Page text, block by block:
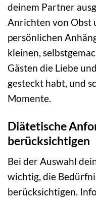
deinem Partner
Anrichten von Obst
persönlichen
kleinen,
Gästen die Liebe
gesteckt habt, und
Momente.
Diätetische
berücksichtigen
Bei der Auswahl
wichtig, die
berücksichtigen.